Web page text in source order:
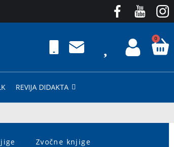
0
REVIJA DIDAKTA
Zvočne knjige